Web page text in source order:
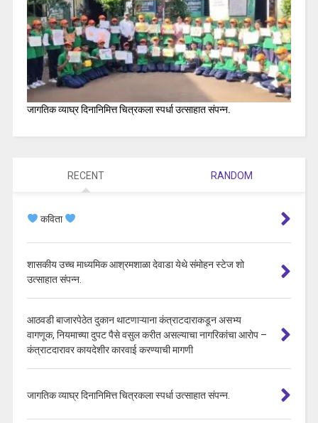
जागतिक व्याघ्र दिनानिमित्त चित्रकला स्पर्धा उत्साहात संपन्न.
RECENT RANDOM
कविता
शासकीय उच्च माध्यमिक आश्रमशाळा देवाडा येथे संमोहन स्टेज शो
उत्साहात संपन्न.
आठवडी बाजारपेठेत दुकान थाटणाऱ्याना कंत्राटदाराकडून असभ्य
वागणूक, नियमाच्या दुपट पैसे वसुल करीत असल्याचा नागरिकांचा आरोप –
कंत्राटदारावर कायदेशीर कारवाई करण्याची मागणी
जागतिक व्याघ्र दिनानिमित्त चित्रकला स्पर्धा उत्साहात संपन्न.